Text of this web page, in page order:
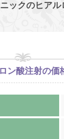
ックのヒアル
ン酸注射の価